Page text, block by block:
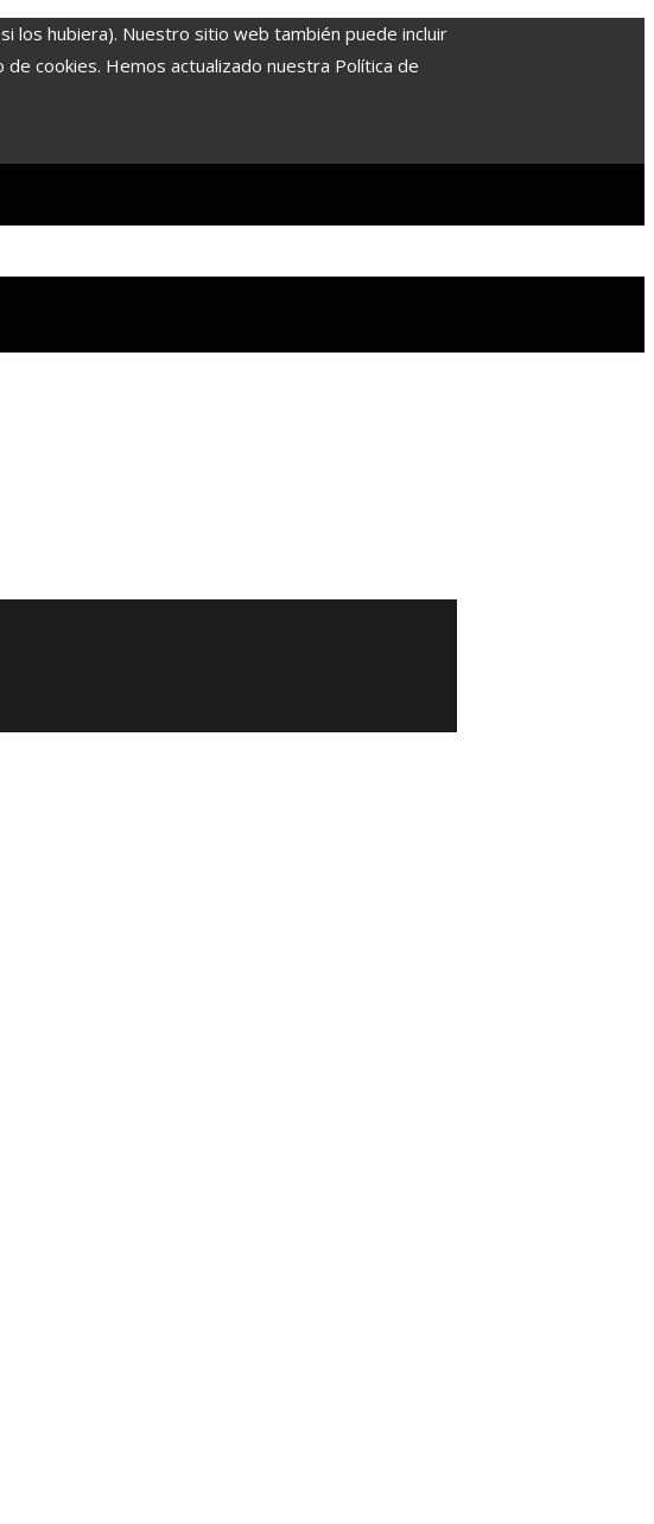
los hubiera). Nuestro sitio web también puede incluir
cookies. Hemos actualizado nuestra Política de